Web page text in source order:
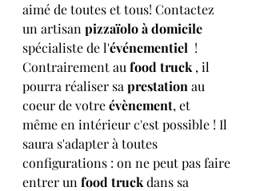
aimé de toutes et tous! Contactez
un artisan pizzaïolo à domicile
spécialiste de l'événementiel !
Contrairement au food truck , il
pourra réaliser sa prestation au
coeur de votre évènement, et
même en intérieur c'est possible ! Il
saura s'adapter à toutes
configurations : on ne peut pas faire
entrer un food truck dans sa